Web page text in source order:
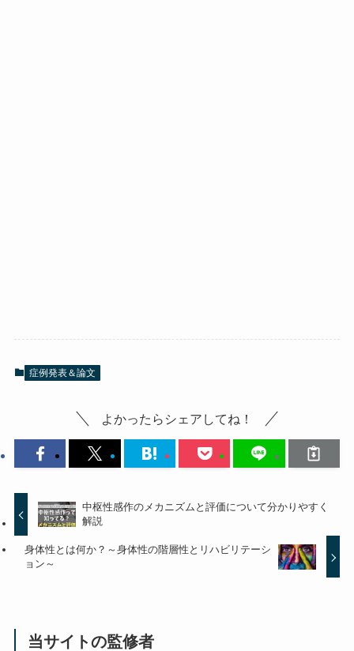
症例発表＆論文
よかったらシェアしてね！
中枢性感作のメカニズムと評価について分かりやすく
解説
身体性とは何か？～身体性の階層性とリハビリテーシ
ョン～
当サイトの監修者